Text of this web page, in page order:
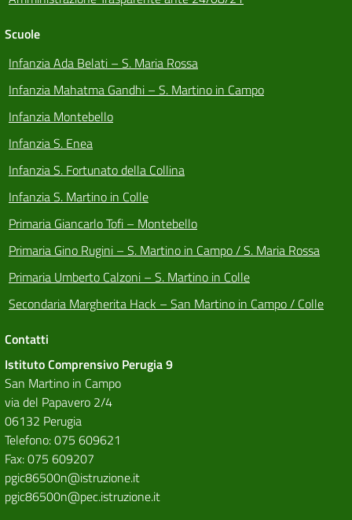
Scuole
Infanzia Ada Belati – S. Maria Rossa
Infanzia Mahatma Gandhi – S. Martino in Campo
Infanzia Montebello
Infanzia S. Enea
Infanzia S. Fortunato della Collina
Infanzia S. Martino in Colle
Primaria Giancarlo Tofi – Montebello
Primaria Gino Rugini – S. Martino in Campo / S. Maria Rossa
Primaria Umberto Calzoni – S. Martino in Colle
Secondaria Margherita Hack – San Martino in Campo / Colle
Contatti
Istituto Comprensivo Perugia 9
San Martino in Campo
via del Papavero 2/4
06132 Perugia
Telefono: 075 609621
Fax: 075 609207
pgic86500n@istruzione.it
pgic86500n@pec.istruzione.it